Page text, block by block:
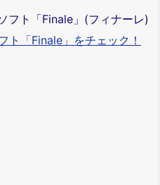
フト「Finale」(フィナーレ)
ト「Finale」をチェック！